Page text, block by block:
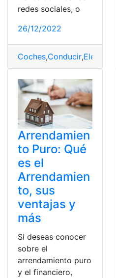
redes sociales, o
26/12/2022
Coches,Conducir,Eléctricos
Arrendamien
to Puro: Qué
es el
Arrendamien
to, sus
ventajas y
más
Si deseas conocer
sobre el
arrendamiento puro
y el financiero,